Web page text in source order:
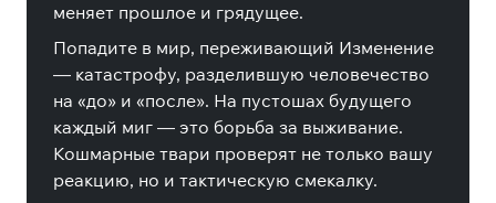
меняет прошлое и грядущее.
Попадите в мир, переживающий Изменение
— катастрофу, разделившую человечество
на «до» и «после». На пустошах будущего
каждый миг — это борьба за выживание.
Кошмарные твари проверят не только вашу
реакцию, но и тактическую смекалку.